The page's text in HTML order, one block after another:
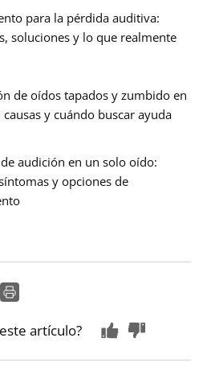
para la pérdida auditiva:
soluciones y lo que realmente
de oídos tapados y zumbido en
y cuándo buscar ayuda
audición en un solo oído:
y opciones de
artículo?